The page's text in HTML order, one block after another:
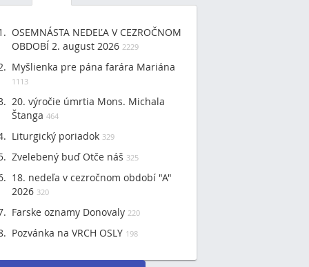
OSEMNÁSTA NEDEĽA V CEZROČNOM
OBDOBÍ 2. august 2026 2229
Myšlienka pre pána farára Mariána
1113
20. výročie úmrtia Mons. Michala
Štanga 464
Liturgický poriadok 329
Zvelebený buď Otče náš 325
18. nedeľa v cezročnom období "A"
2026 320
Farske oznamy Donovaly 220
Pozvánka na VRCH OSLY 198